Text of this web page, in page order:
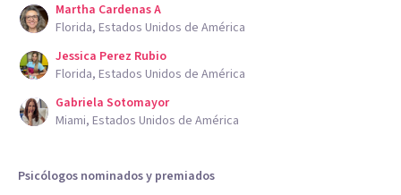
Martha Cardenas A
Florida, Estados Unidos de América
Jessica Perez Rubio
Florida, Estados Unidos de América
Gabriela Sotomayor
Miami, Estados Unidos de América
Psicólogos nominados y premiados